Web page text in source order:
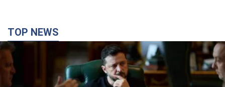
TOP NEWS